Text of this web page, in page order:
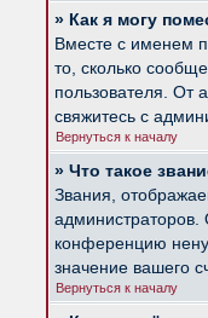
» Как я могу
Вместе с именем
то, сколько
пользователя. От
свяжитесь с
Вернуться к началу
» Что такое
Звания,
конференцию
значение вашего
Вернуться к началу